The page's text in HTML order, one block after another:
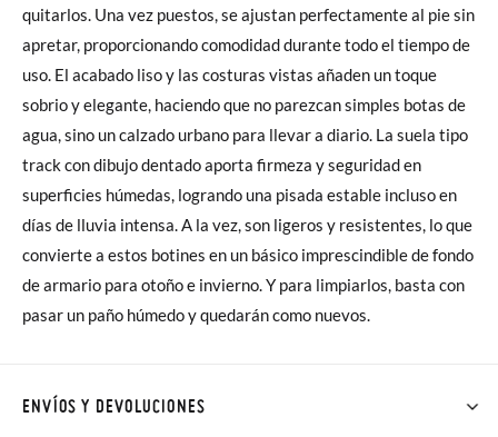
quitarlos. Una vez puestos, se ajustan perfectamente al pie sin
apretar, proporcionando comodidad durante todo el tiempo de
uso. El acabado liso y las costuras vistas añaden un toque
sobrio y elegante, haciendo que no parezcan simples botas de
agua, sino un calzado urbano para llevar a diario. La suela tipo
track con dibujo dentado aporta firmeza y seguridad en
superficies húmedas, logrando una pisada estable incluso en
días de lluvia intensa. A la vez, son ligeros y resistentes, lo que
convierte a estos botines en un básico imprescindible de fondo
de armario para otoño e invierno. Y para limpiarlos, basta con
pasar un paño húmedo y quedarán como nuevos.
ENVÍOS Y DEVOLUCIONES